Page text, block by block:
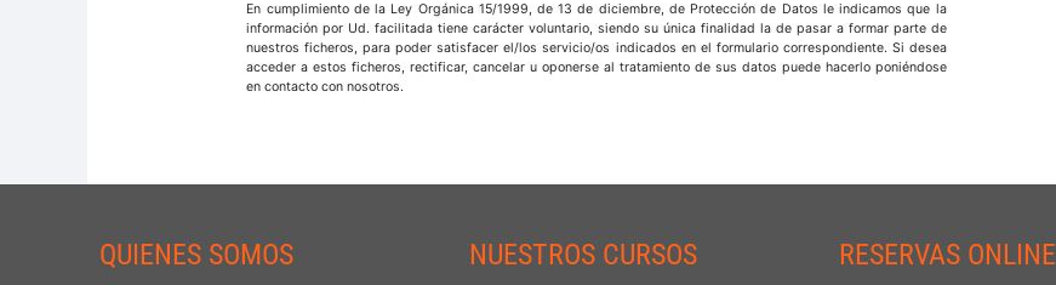
En cumplimiento de la Ley Orgánica 15/1999, de 13 de diciembre, de Protección de Datos le indicamos que la
información por Ud. facilitada tiene carácter voluntario, siendo su única finalidad la de pasar a formar parte de
nuestros ficheros, para poder satisfacer el/los servicio/os indicados en el formulario correspondiente. Si desea
acceder a estos ficheros, rectificar, cancelar u oponerse al tratamiento de sus datos puede hacerlo poniéndose
en contacto con nosotros.
QUIENES SOMOS NUESTROS CURSOS RESERVAS ONLINE